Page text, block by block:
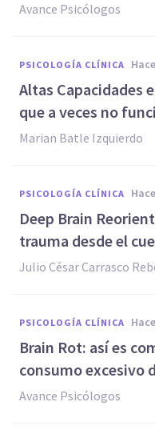
Avance Psicólogos
PSICOLOGÍA CLÍNICA
Altas Capacidades
que a veces no
Marian Batle Izquierdo
PSICOLOGÍA CLÍNICA
Deep Brain
trauma desde el
Julio César Carrasco
PSICOLOGÍA CLÍNICA
Brain Rot: así es
consumo excesivo
Avance Psicólogos